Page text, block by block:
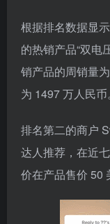
根据排名数据显
的热销产品“双电
销产品的周销量
为 1497 万人民币。
排名第二的商户
达人推荐，在近
价在产品售价 50